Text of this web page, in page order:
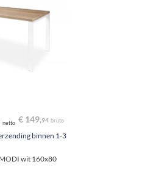
netto € 149,94 bruto
binnen 1-3
wit 160x80
opbergen